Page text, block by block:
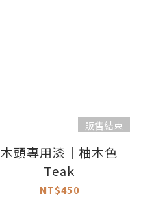
販售結束
木頭專用漆｜柚木色
Teak
NT$450